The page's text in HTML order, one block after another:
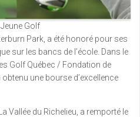
Golf
Park, a été honoré pour ses
sur les bancs de l’école. Dans le
Golf Québec / Fondation de
obtenu une bourse d’excellence
Vallée du Richelieu, a remporté le